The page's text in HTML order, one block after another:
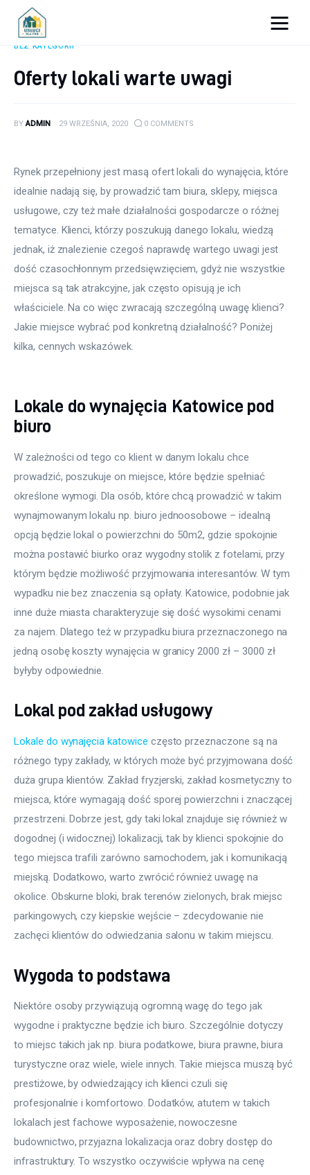
Prowadzenie firmy
Atrakcje
Prawo
Pozostałe
BEZ KATEGORII
Oferty lokali warte uwagi
BY ADMIN 29 WRZEŚNIA, 2020 0 COMMENTS
Rynek przepełniony jest masą ofert lokali do wynajęcia, które
idealnie nadają się, by prowadzić tam biura, sklepy, miejsca
usługowe, czy też małe działalności gospodarcze o różnej
tematyce. Klienci, którzy poszukują danego lokalu, wiedzą
jednak, iż znalezienie czegoś naprawdę wartego uwagi jest
dość czasochłonnym przedsięwzięciem, gdyż nie wszystkie
miejsca są tak atrakcyjne, jak często opisują je ich
właściciele. Na co więc zwracają szczególną uwagę klienci?
Jakie miejsce wybrać pod konkretną działalność? Poniżej
kilka, cennych wskazówek.
Lokale do wynajęcia Katowice pod
biuro
W zależności od tego co klient w danym lokalu chce
prowadzić, poszukuje on miejsce, które będzie spełniać
określone wymogi. Dla osób, które chcą prowadzić w takim
wynajmowanym lokalu np. biuro jednoosobowe – idealną
opcją będzie lokal o powierzchni do 50m2, gdzie spokojnie
można postawić biurko oraz wygodny stolik z fotelami, przy
którym będzie możliwość przyjmowania interesantów. W tym
wypadku nie bez znaczenia są opłaty. Katowice, podobnie jak
inne duże miasta charakteryzuje się dość wysokimi cenami
za najem. Dlatego też w przypadku biura przeznaczonego na
jedną osobę koszty wynajęcia w granicy 2000 zł – 3000 zł
byłyby odpowiednie.
Lokal pod zakład usługowy
Lokale do wynajęcia katowice często przeznaczone są na
różnego typy zakłady, w których może być przyjmowana dość
duża grupa klientów. Zakład fryzjerski, zakład kosmetyczny to
miejsca, które wymagają dość sporej powierzchni i znaczącej
przestrzeni. Dobrze jest, gdy taki lokal znajduje się również w
dogodnej (i widocznej) lokalizacji, tak by klienci spokojnie do
tego miejsca trafili zarówno samochodem, jak i komunikacją
miejską. Dodatkowo, warto zwrócić również uwagę na
okolice. Obskurne bloki, brak terenów zielonych, brak miejsc
parkingowych, czy kiepskie wejście – zdecydowanie nie
zachęci klientów do odwiedzania salonu w takim miejscu.
Wygoda to podstawa
Niektóre osoby przywiązują ogromną wagę do tego jak
wygodne i praktyczne będzie ich biuro. Szczególnie dotyczy
to miejsc takich jak np. biura podatkowe, biura prawne, biura
turystyczne oraz wiele, wiele innych. Takie miejsca muszą być
prestiżowe, by odwiedzający ich klienci czuli się
profesjonalnie i komfortowo. Dodatków, atutem w takich
lokalach jest fachowe wyposażenie, nowoczesne
budownictwo, przyjazna lokalizacja oraz dobry dostęp do
infrastruktury. To wszystko oczywiście wpływa na cenę